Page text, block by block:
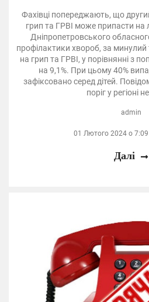
Фахівці попереджають, що
грип та ГРВІ може припасти
Дніпропетровського
профілактики хвороб, за
на грип та ГРВІ, у порівнянні з
на 9,1%. При цьому 40%
зафіксовано серед дітей.
поріг у регіоні
admin
01 Лютого 2024 о 7:09
Далі